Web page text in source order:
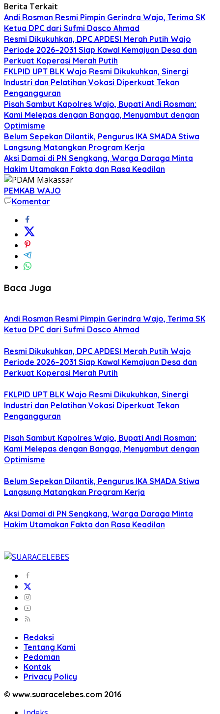
Berita Terkait
Andi Rosman Resmi Pimpin Gerindra Wajo, Terima SK
Ketua DPC dari Sufmi Dasco Ahmad
Resmi Dikukuhkan, DPC APDESI Merah Putih Wajo
Periode 2026–2031 Siap Kawal Kemajuan Desa dan
Perkuat Koperasi Merah Putih
FKLPID UPT BLK Wajo Resmi Dikukuhkan, Sinergi
Industri dan Pelatihan Vokasi Diperkuat Tekan
Pengangguran
Pisah Sambut Kapolres Wajo, Bupati Andi Rosman:
Kami Melepas dengan Bangga, Menyambut dengan
Optimisme
Belum Sepekan Dilantik, Pengurus IKA SMADA Stiwa
Langsung Matangkan Program Kerja
Aksi Damai di PN Sengkang, Warga Daraga Minta
Hakim Utamakan Fakta dan Rasa Keadilan
PEMKAB WAJO
Komentar
Baca Juga
Andi Rosman Resmi Pimpin Gerindra Wajo, Terima SK
Ketua DPC dari Sufmi Dasco Ahmad
Resmi Dikukuhkan, DPC APDESI Merah Putih Wajo
Periode 2026–2031 Siap Kawal Kemajuan Desa dan
Perkuat Koperasi Merah Putih
FKLPID UPT BLK Wajo Resmi Dikukuhkan, Sinergi
Industri dan Pelatihan Vokasi Diperkuat Tekan
Pengangguran
Pisah Sambut Kapolres Wajo, Bupati Andi Rosman:
Kami Melepas dengan Bangga, Menyambut dengan
Optimisme
Belum Sepekan Dilantik, Pengurus IKA SMADA Stiwa
Langsung Matangkan Program Kerja
Aksi Damai di PN Sengkang, Warga Daraga Minta
Hakim Utamakan Fakta dan Rasa Keadilan
Redaksi
Tentang Kami
Pedoman
Kontak
Privacy Policy
© www.suaracelebes.com 2016